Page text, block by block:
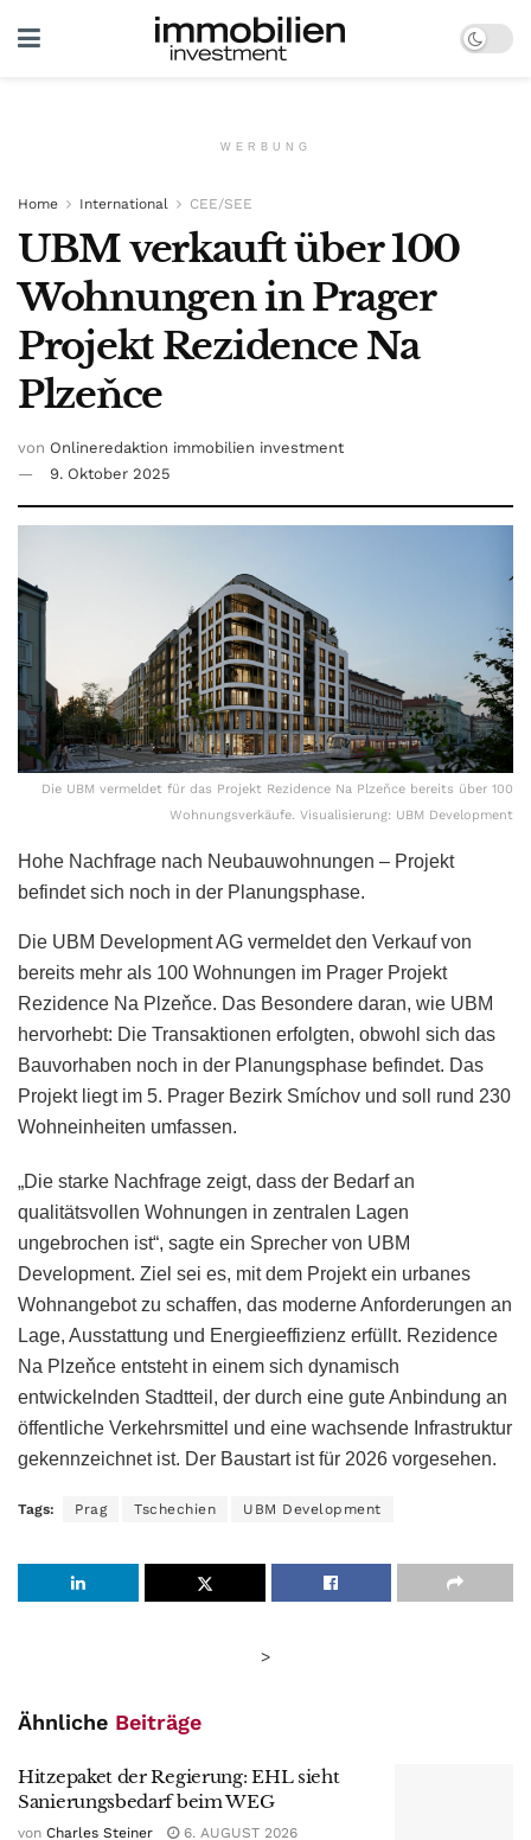
WERBUNG
Home International CEE/SEE
UBM verkauft über 100
Wohnungen in Prager
Projekt Rezidence Na
Plzeňce
von Onlineredaktion immobilien investment
9. Oktober 2025
Die UBM vermeldet für das Projekt Rezidence Na Plzeňce bereits über 100
Wohnungsverkäufe. Visualisierung: UBM Development
Hohe Nachfrage nach Neubauwohnungen – Projekt
befindet sich noch in der Planungsphase.
Die UBM Development AG vermeldet den Verkauf von
bereits mehr als 100 Wohnungen im Prager Projekt
Rezidence Na Plzeňce. Das Besondere daran, wie UBM
hervorhebt: Die Transaktionen erfolgten, obwohl sich das
Bauvorhaben noch in der Planungsphase befindet. Das
Projekt liegt im 5. Prager Bezirk Smíchov und soll rund 230
Wohneinheiten umfassen.
„Die starke Nachfrage zeigt, dass der Bedarf an
qualitätsvollen Wohnungen in zentralen Lagen
ungebrochen ist“, sagte ein Sprecher von UBM
Development. Ziel sei es, mit dem Projekt ein urbanes
Wohnangebot zu schaffen, das moderne Anforderungen an
Lage, Ausstattung und Energieeffizienz erfüllt. Rezidence
Na Plzeňce entsteht in einem sich dynamisch
entwickelnden Stadtteil, der durch eine gute Anbindung an
öffentliche Verkehrsmittel und eine wachsende Infrastruktur
gekennzeichnet ist. Der Baustart ist für 2026 vorgesehen.
Tags: Prag Tschechien UBM Development
>
Ähnliche Beiträge
Hitzepaket der Regierung: EHL sieht
Sanierungsbedarf beim WEG
von Charles Steiner 6. AUGUST 2026